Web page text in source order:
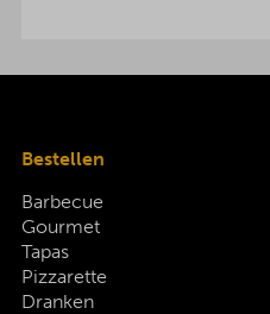
Bestellen
Barbecue
Gourmet
Tapas
Pizzarette
Dranken